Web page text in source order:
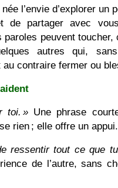
née l’envie d’explorer un
de partager avec
peuvent toucher,
autres qui, sans
au contraire fermer ou
toi. »Une phrase
rien ; elle offre un appui.
ressentir tout ce que
de l’autre, sans